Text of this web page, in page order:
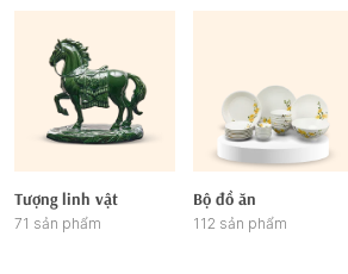
Tượng linh vật
71 sản phẩm
Bộ đồ ăn
112 sản phẩm